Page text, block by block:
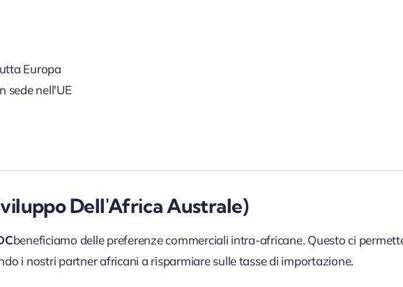
Europa
sede nell'UE
Dell'Africa Australe)
beneficiamo delle preferenze commerciali intra-africane. Questo ci
i nostri partner africani a risparmiare sulle tasse di importazione.